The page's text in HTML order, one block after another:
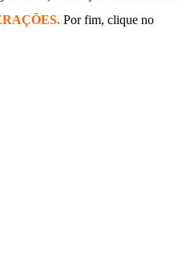
Por fim, clique no